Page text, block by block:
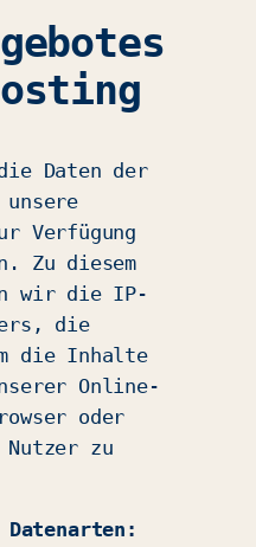
Daten der
Verfügung
Zu diesem
wir die IP-
die
die Inhalte
Online-
oder
Nutzer zu